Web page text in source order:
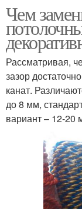
Чем
Рассматривая,
зазор
канат.
до 8 мм,
вариант – 12-20